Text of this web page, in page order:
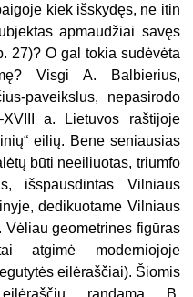
kiek išskydęs, ne itin
apmaudžiai savęs
27)? O gal tokia sudėvėta
Visgi A. Balbierius,
paveikslus, nepasirodo
a. Lietuvos raštijoje
eilių. Bene seniausias
būti neeiliuotas, triumfo
išspausdintas Vilniaus
dedikuotame Vilniaus
geometrines figūras
atgimė moderniojoje
eilėraščiai). Šiomis
randama B.